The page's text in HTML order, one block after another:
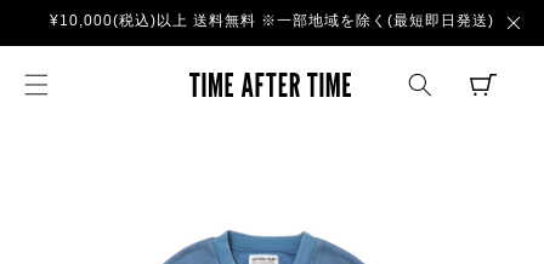
ンツに
進む
¥10,000(税込)以上 送料無料 ※一部地域を除く(最短即日発送)
TIME AFTER
CART